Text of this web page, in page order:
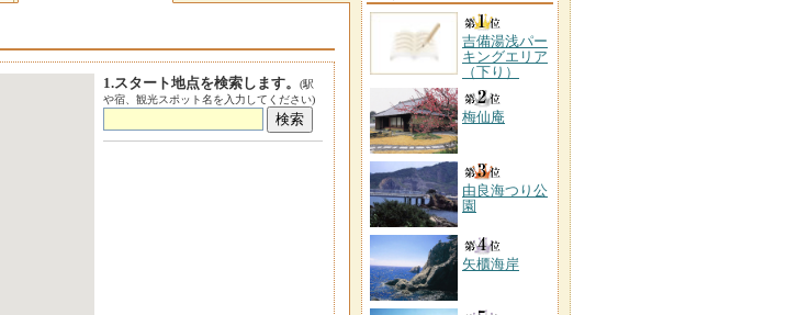
1.スタート地点を検索します。
(駅
や宿、観光スポット名を入力してください)
吉備湯浅パー
キングエリア
（下り）
梅仙庵
由良海つり公
園
矢櫃海岸